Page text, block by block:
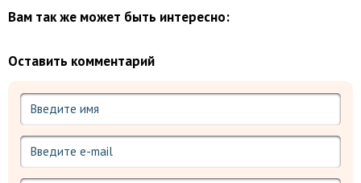
Вам так же может быть интересно:
Оставить комментарий